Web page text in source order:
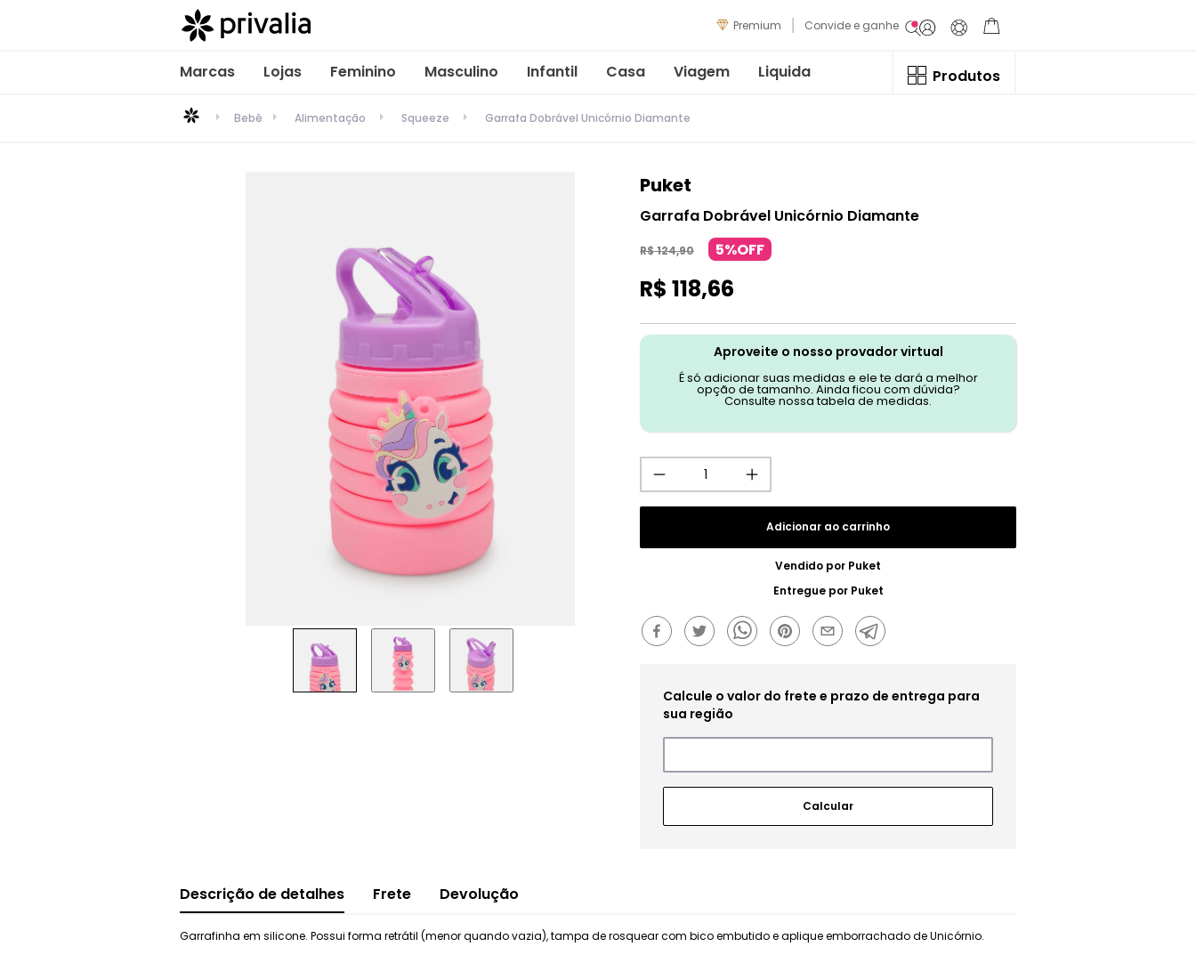
Premium Convide e ganhe
Marcas Lojas Feminino Masculino Infantil Casa Viagem Liquida Produtos
Bebê Alimentação Squeeze Garrafa Dobrável Unicórnio Diamante
Puket
Garrafa Dobrável Unicórnio Diamante
R$124,90 5%OFF
R$ 118,66
Aproveite o nosso provador virtual
É só adicionar suas medidas e ele te dará a melhor
opção de tamanho. Ainda ficou com dúvida?
Consulte nossa tabela de medidas.
Adicionar ao carrinho
Vendido por Puket
Entregue por Puket
Descrição de detalhes Frete Devolução
Garrafinha em silicone. Possui forma retrátil (menor quando vazia), tampa de rosquear com bico embutido e aplique emborrachado de Unicórnio.